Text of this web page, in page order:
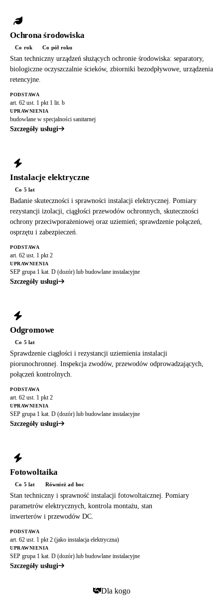
Ochrona środowiska
Co rok Co pół roku
Stan techniczny urządzeń służących ochronie środowiska: separatory,
biologiczne oczyszczalnie ścieków, zbiorniki bezodpływowe, urządzenia
retencyjne.
PODSTAWA
art. 62 ust. 1 pkt 1 lit. b
UPRAWNIENIA
budowlane w specjalności sanitarnej
Szczegóły usługi
Instalacje elektryczne
Co 5 lat
Badanie skuteczności i sprawności instalacji elektrycznej. Pomiary
rezystancji izolacji, ciągłości przewodów ochronnych, skuteczności
ochrony przeciwporażeniowej oraz uziemień; sprawdzenie połączeń,
osprzętu i zabezpieczeń.
PODSTAWA
art. 62 ust. 1 pkt 2
UPRAWNIENIA
SEP grupa 1 kat. D (dozór) lub budowlane instalacyjne
Szczegóły usługi
Odgromowe
Co 5 lat
Sprawdzenie ciągłości i rezystancji uziemienia instalacji
piorunochronnej. Inspekcja zwodów, przewodów odprowadzających,
połączeń kontrolnych.
PODSTAWA
art. 62 ust. 1 pkt 2
UPRAWNIENIA
SEP grupa 1 kat. D (dozór) lub budowlane instalacyjne
Szczegóły usługi
Fotowoltaika
Co 5 lat Również ad hoc
Stan techniczny i sprawność instalacji fotowoltaicznej. Pomiary
parametrów elektrycznych, kontrola montażu, stan
inwerterów i przewodów DC.
PODSTAWA
art. 62 ust. 1 pkt 2 (jako instalacja elektryczna)
UPRAWNIENIA
SEP grupa 1 kat. D (dozór) lub budowlane instalacyjne
Szczegóły usługi
Dla kogo